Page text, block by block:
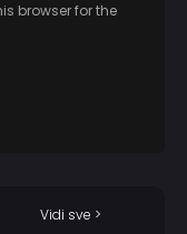
browser for the
Vidi sve >